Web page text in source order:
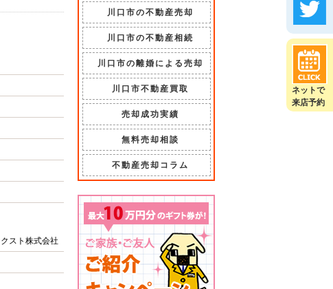
ネットで
来店予約
スト株式会社
川口市の不動産売却
川口市の不動産相続
川口市の離婚による売却
川口市不動産買取
売却成功実績
無料売却相談
不動産売却コラム